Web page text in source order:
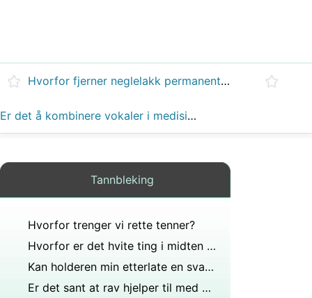
Hvorfor fjerner neglelakk permanente markører?
Er det å kombinere vokaler i medisinsk terminologi alltid o?
Tannbleking
Hvorfor trenger vi rette tenner?
Hvorfor er det hvite ting i midten av skinken?
Kan holderen min etterlate en svart linje på midten av to fortenner?
Er det sant at rav hjelper til med å redusere tenner?